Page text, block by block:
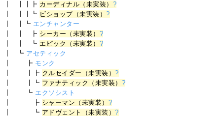
┃ ┃┃┣ カーディナル（未実装） ?
┃ ┃┃┗ ビショップ（未実装）?
┃ ┃┗ エンチャンター
┃ ┃ ┣ シーカー（未実装） ?
┃ ┃ ┗ エピック（未実装） ?
┃ ┗ アセティック
┃ ┣ モンク
┃ ┃┣ クルセイダー（未実装）?
┃ ┃┗ ファナティック（未実装） ?
┃ ┗ エクソシスト
┃ ┣ シャーマン（未実装） ?
┃ ┗ アドヴェント（未実装）?